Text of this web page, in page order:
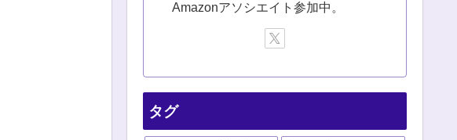
Amazonアソシエイト参加中。
タグ